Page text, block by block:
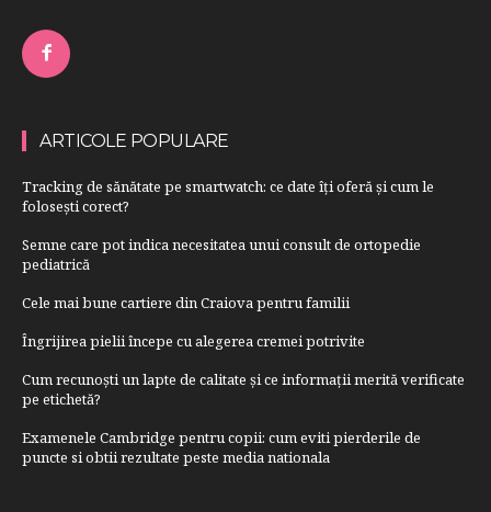
ARTICOLE POPULARE
Tracking de sănătate pe smartwatch: ce date îți oferă și cum le
folosești corect?
Semne care pot indica necesitatea unui consult de ortopedie
pediatrică
Cele mai bune cartiere din Craiova pentru familii
Îngrijirea pielii începe cu alegerea cremei potrivite
Cum recunoști un lapte de calitate și ce informații merită verificate
pe etichetă?
Examenele Cambridge pentru copii: cum eviti pierderile de
puncte si obtii rezultate peste media nationala